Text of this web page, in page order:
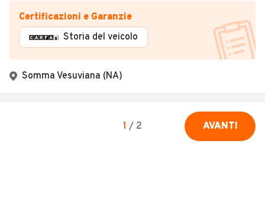
Certificazioni e Garanzie
Storia del veicolo
Somma Vesuviana (NA)
1 / 2 AVANTI